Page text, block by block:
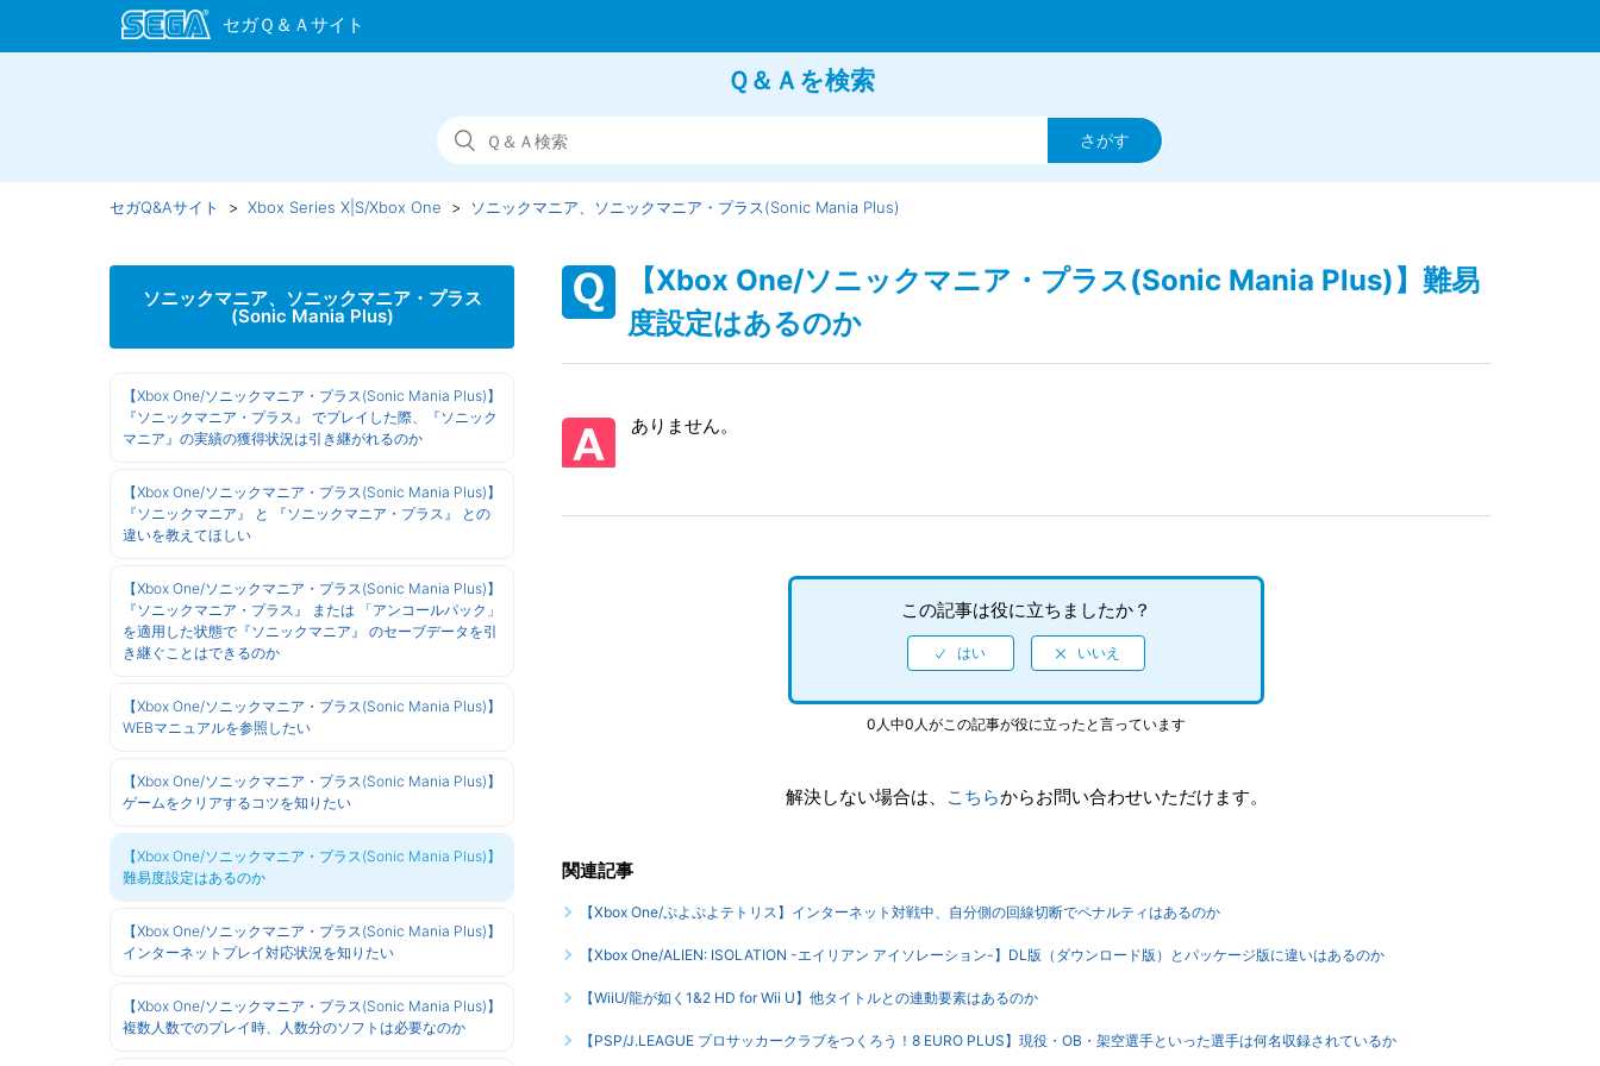
Ｑ＆Ａを検索
セガQ&Aサイト Xbox Series X|S/Xbox One ソニックマニア、ソニックマニア・プラス(Sonic Mania Plus)
ソニックマニア、ソニックマニア・プラス
(Sonic Mania Plus)
【Xbox One/ソニックマニア・プラス(Sonic Mania Plus)】
『ソニックマニア・プラス』 でプレイした際、『ソニック
マニア』の実績の獲得状況は引き継がれるのか
【Xbox One/ソニックマニア・プラス(Sonic Mania Plus)】
『ソニックマニア』 と 『ソニックマニア・プラス』 との
違いを教えてほしい
【Xbox One/ソニックマニア・プラス(Sonic Mania Plus)】
『ソニックマニア・プラス』 または 「アンコールパック」
を適用した状態で『ソニックマニア』 のセーブデータを引
き継ぐことはできるのか
【Xbox One/ソニックマニア・プラス(Sonic Mania Plus)】
WEBマニュアルを参照したい
【Xbox One/ソニックマニア・プラス(Sonic Mania Plus)】
ゲームをクリアするコツを知りたい
【Xbox One/ソニックマニア・プラス(Sonic Mania Plus)】
難易度設定はあるのか
【Xbox One/ソニックマニア・プラス(Sonic Mania Plus)】
インターネットプレイ対応状況を知りたい
【Xbox One/ソニックマニア・プラス(Sonic Mania Plus)】
複数人数でのプレイ時、人数分のソフトは必要なのか
【Xbox One/ソニックマニア・プラス(Sonic Mania Plus)】難易
度設定はあるのか
ありません。
この記事は役に立ちましたか？
0人中0人がこの記事が役に立ったと言っています
解決しない場合は、 こちらからお問い合わせいただけます。
関連記事
【Xbox One/ぷよぷよテトリス】インターネット対戦中、自分側の回線切断でペナルティはあるのか
【Xbox One/ALIEN: ISOLATION -エイリアン アイソレーション-】DL版（ダウンロード版）とパッケージ版に違いはあるのか
【WiiU/龍が如く1&2 HD for Wii U】他タイトルとの連動要素はあるのか
【PSP/J.LEAGUE プロサッカークラブをつくろう！8 EURO PLUS】現役・OB・架空選手といった選手は何名収録されているか